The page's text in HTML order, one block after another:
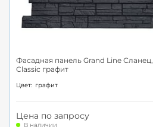
Фасадная панель Grand Line Сланец,
Classic графит
Цвет: графит
Цена по запросу
В наличии